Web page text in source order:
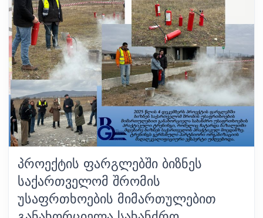
ᲞᲠᲝᲔᲥᲢᲘᲡ ᲤᲐᲠᲒᲚᲔᲑᲨᲘ ᲑᲘᲖᲜᲔᲡ
ᲡᲐᲥᲐᲠᲗᲕᲔᲚᲝᲛ ᲨᲠᲝᲛᲘᲡ
ᲣᲡᲐᲤᲠᲗᲮᲝᲔᲑᲘᲡ ᲛᲘᲛᲐᲠᲗᲣᲚᲔᲑᲘᲗ